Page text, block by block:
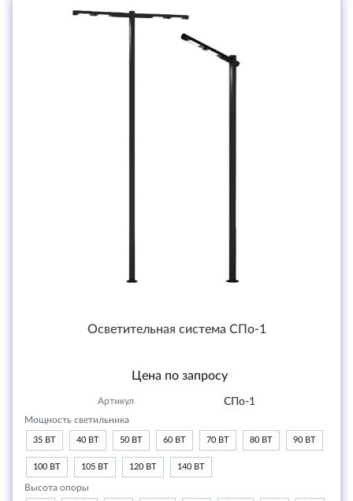
Осветительная система СПо-1
Цена по запросу
Артикул СПо-1
Мощность светильника
35 ВТ 40 ВТ 50 ВТ 60 ВТ 70 ВТ 80 ВТ 90 ВТ
100 ВТ 105 ВТ 120 ВТ 140 ВТ
Высота опоры